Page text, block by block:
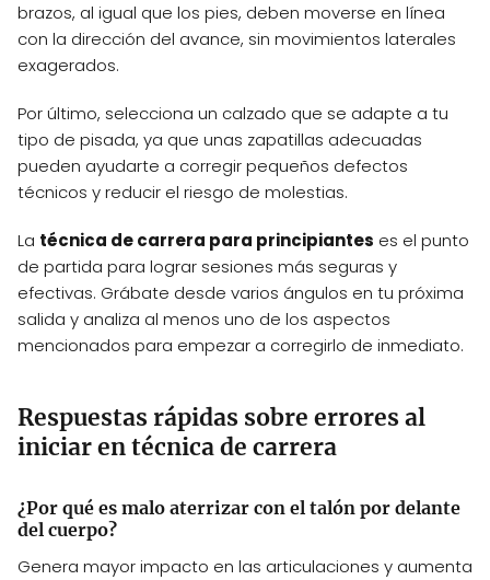
brazos, al igual que los pies, deben moverse en línea
con la dirección del avance, sin movimientos laterales
exagerados.
Por último, selecciona un calzado que se adapte a tu
tipo de pisada, ya que unas zapatillas adecuadas
pueden ayudarte a corregir pequeños defectos
técnicos y reducir el riesgo de molestias.
La técnica de carrera para principiantes es el punto
de partida para lograr sesiones más seguras y
efectivas. Grábate desde varios ángulos en tu próxima
salida y analiza al menos uno de los aspectos
mencionados para empezar a corregirlo de inmediato.
Respuestas rápidas sobre errores al
iniciar en técnica de carrera
¿Por qué es malo aterrizar con el talón por delante
del cuerpo?
Genera mayor impacto en las articulaciones y aumenta